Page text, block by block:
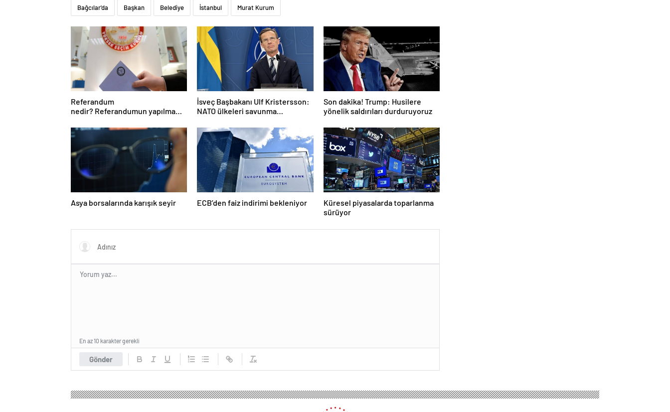
Bağcılar'da Başkan Belediye İstanbul Murat Kurum
Referandum
nedir? Referandumun yapılma
İsveç Başbakanı Ulf Kristersson:
NATO ülkeleri savunma
Son dakika! Trump: Husilere
yönelik saldırıları durduruyoruz
Asya borsalarında karışık seyir ECB’den faiz indirimi bekleniyor
Küresel piyasalarda toparlanma
sürüyor
Gönder
En az 10 karakter gerekli